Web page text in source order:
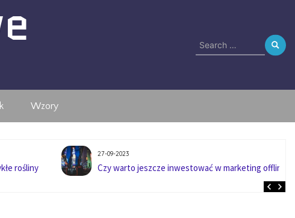
Search
for:
Wzory
rośliny
27-09-2023
Czy warto jeszcze inwestować w marketing offline?